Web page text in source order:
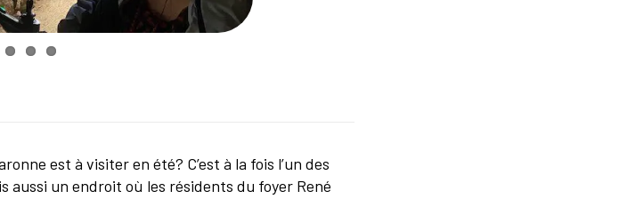
est à visiter en été? C’est à la fois l’un des
aussi un endroit où les résidents du foyer René